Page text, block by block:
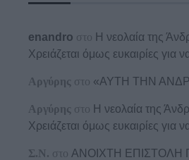
enandro στο Η νεολαία της
Χρειάζεται όμως ευκαιρίες για
Αργύρης στο «ΑΥΤΗ ΤΗΝ
Αργύρης στο Η νεολαία της
Χρειάζεται όμως ευκαιρίες για
Σ.Ν. στο ΑΝΟΙΧΤΗ ΕΠΙΣΤΟΛΗ